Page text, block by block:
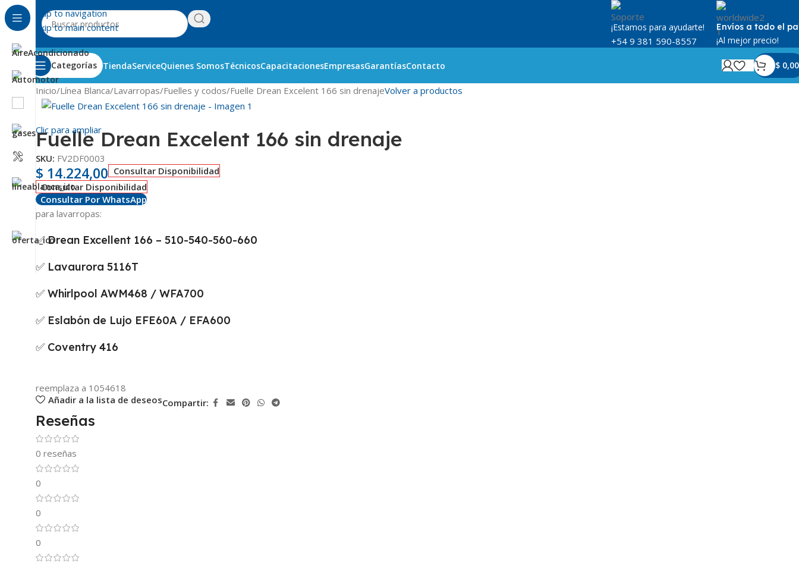
Skip to navigation
Skip to main content
¡Estamos para ayudarte!
+54 9 381 590-8557
Envíos a todo el
¡Al mejor precio!
Categorías TiendaServiceQuienes SomosTécnicosCapacitacionesEmpresasGarantíasContacto $ 0,00
Inicio Línea Blanca Lavarropas Fuelles y codos Fuelle Drean Excelent 166 sin drenajeVolver a productos
Clic para ampliar
Fuelle Drean Excelent 166 sin drenaje
SKU: FV2DF0003
$ 14.224,00 Consultar Disponibilidad
Consultar Disponibilidad
Consultar Por WhatsApp
para lavarropas:
✅ Drean Excellent 166 – 510-540-560-660
✅ Lavaurora 5116T
✅ Whirlpool AWM468 / WFA700
✅ Eslabón de Lujo EFE60A / EFA600
✅ Coventry 416
reemplaza a 1054618
Añadir a la lista de deseosCompartir:
Reseñas
0 reseñas
0
0
0